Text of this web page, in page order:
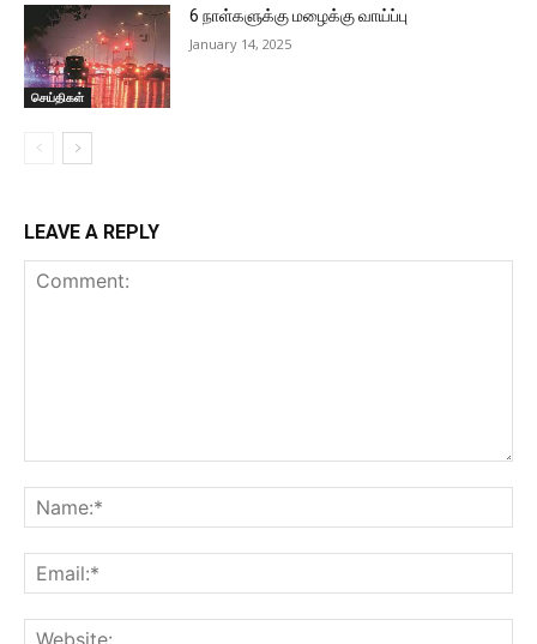
செய்திகள்
6 நாள்களுக்கு மழைக்கு வாய்ப்பு
January 14, 2025
LEAVE A REPLY